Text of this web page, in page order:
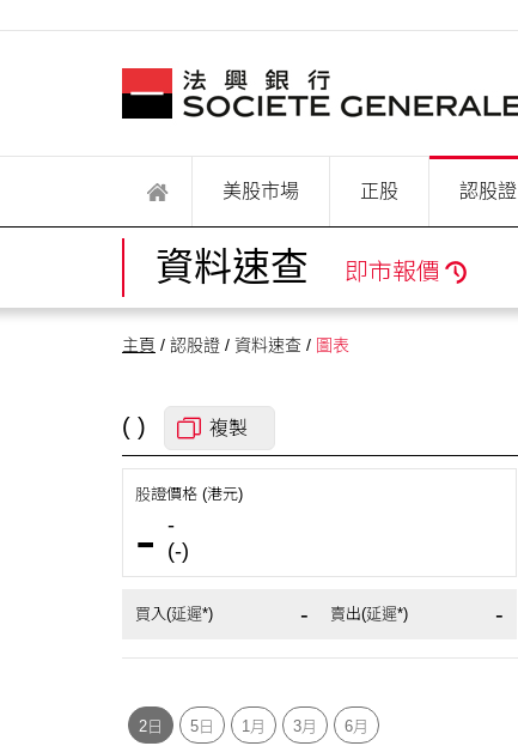
美股市場 正股 認股證
資料速查 即市報價
主頁 / 認股證 / 資料速查 / 圖表
( ) 複製
股證價格 (港元)
- -
(-)
買入(延遲*) - 賣出(延遲*) -
2日 5日 1月 3月 6月